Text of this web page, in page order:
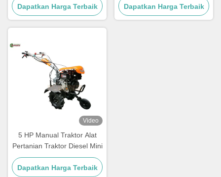
Dapatkan Harga Terbaik
Dapatkan Harga Terbaik
Video
5 HP Manual Traktor Alat
Pertanian Traktor Diesel Mini
Dapatkan Harga Terbaik